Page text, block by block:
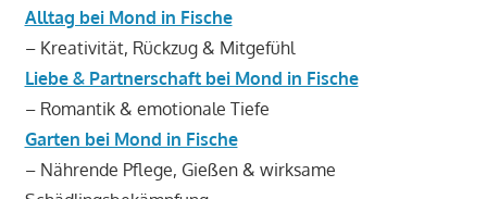
Alltag bei Mond in Fische
– Kreativität, Rückzug & Mitgefühl
Liebe & Partnerschaft bei Mond in Fische
– Romantik & emotionale Tiefe
Garten bei Mond in Fische
– Nährende Pflege, Gießen & wirksame